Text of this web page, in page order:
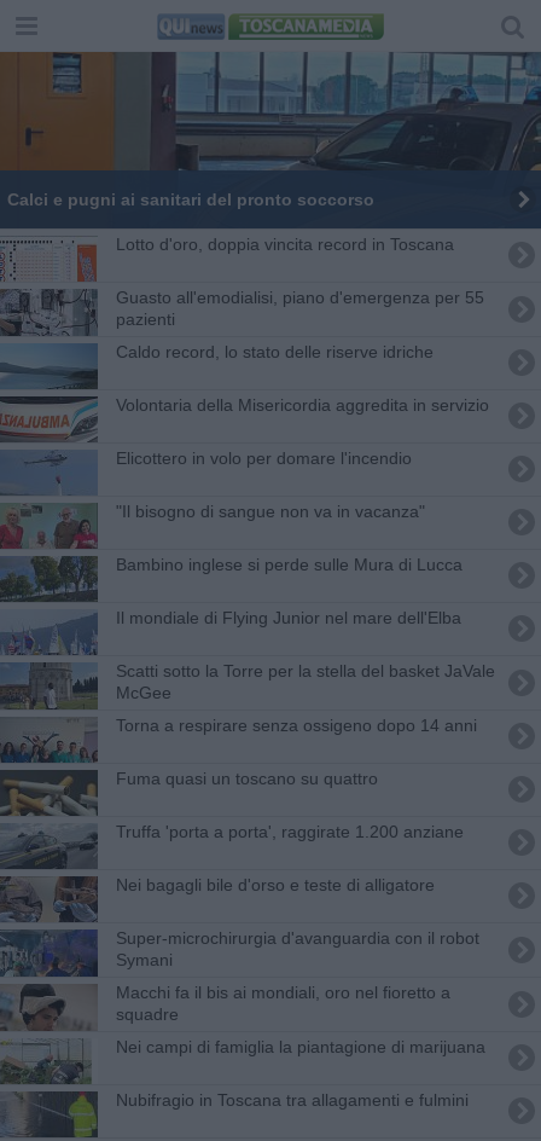
Calci e pugni ai sanitari del pronto soccorso
Lotto d'oro, doppia vincita record in Toscana
Guasto all'emodialisi, piano d'emergenza per 55
pazienti
Caldo record, lo stato delle riserve idriche
Volontaria della Misericordia aggredita in servizio
Elicottero in volo per domare l'incendio
"Il bisogno di sangue non va in vacanza"
Bambino inglese si perde sulle Mura di Lucca
Il mondiale di Flying Junior nel mare dell'Elba
Scatti sotto la Torre per la stella del basket JaVale
McGee
Torna a respirare senza ossigeno dopo 14 anni
Fuma quasi un toscano su quattro
Truffa 'porta a porta', raggirate 1.200 anziane
Nei bagagli bile d'orso e teste di alligatore
Super-microchirurgia d'avanguardia con il robot
Symani
Macchi fa il bis ai mondiali, oro nel fioretto a
squadre
Nei campi di famiglia la piantagione di marijuana
Nubifragio in Toscana tra allagamenti e fulmini